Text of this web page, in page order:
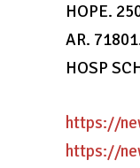
HOPE.
AR.
HOSP
https://
https://